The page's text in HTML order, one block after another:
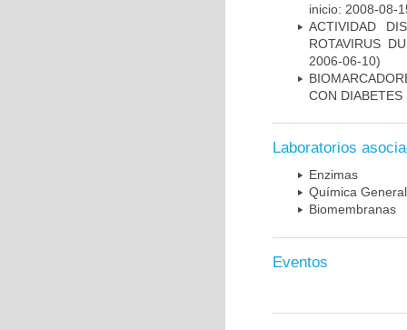
inicio: 2008-08-
ACTIVIDAD
ROTAVIRUS
2006-06-10)
CON
Laboratorios
Enzimas
Química
Biomembranas
Eventos